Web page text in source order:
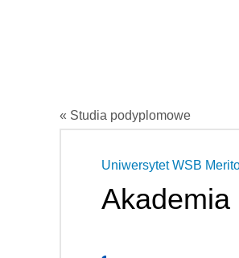
« Studia podyplomowe
Uniwersytet WSB